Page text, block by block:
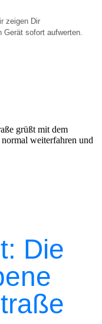
zeigen Dir
Gerät sofort aufwerten.
Die